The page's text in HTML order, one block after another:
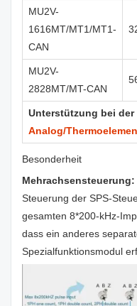
MU2V-
1616MT/MT1/MT1-
CAN
MU2V-
2828MT/MT-CAN
Unterstützung bei der
Analog/
Besonderheit
Mehrachsensteuerung:
Steuerung der SPS-
gesamten 8*200-kHz-
dass ein anderes
Spezialfunktionsmodul